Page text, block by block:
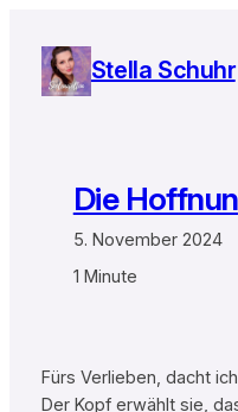
Inhalt
springen
Stella Schuhr
Die
5. November 2024
1 Minute
Fürs Verlieben, dacht
Der Kopf erwählt sie,